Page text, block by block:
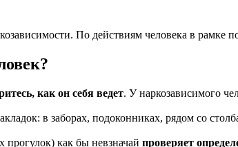
По действиям человека в рамке
как он себя ведет. У наркозависимого
в заборах, подоконниках, рядом со
прогулок) как бы невзначай проверяет